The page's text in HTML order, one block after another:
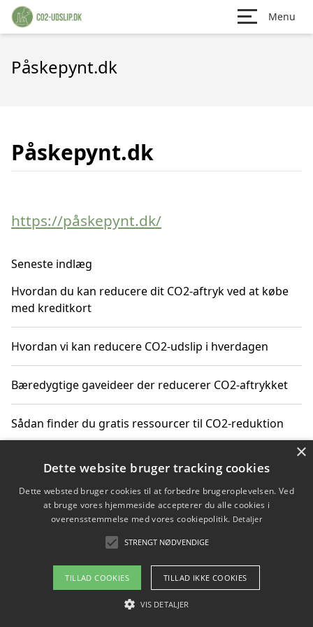
Menu
Påskepynt.dk
Påskepynt.dk
https://påskepynt.dk/
Seneste indlæg
Hvordan du kan reducere dit CO2-aftryk ved at købe
med kreditkort
Hvordan vi kan reducere CO2-udslip i hverdagen
Bæredygtige gaveideer der reducerer CO2-aftrykket
Sådan finder du gratis ressourcer til CO2-reduktion
Hvordan gadgets til hjemmet kan reducere CO2-udslip
Copyright 2026 - Pilanto Aps
Om / kontakt
Blog Betingelser
×
Dette website bruger tracking cookies
Dette websted bruger cookies til at forbedre brugeroplevelsen. Ved
at bruge vores hjemmeside accepterer du alle cookies i
overensstemmelse med vores cookiepolitik. Detaljer
STRENGT NØDVENDIGE
TILLAD COOKIES TILLAD IKKE COOKIES
VIS DETALJER